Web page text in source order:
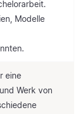
Modelle
eine
Werk von